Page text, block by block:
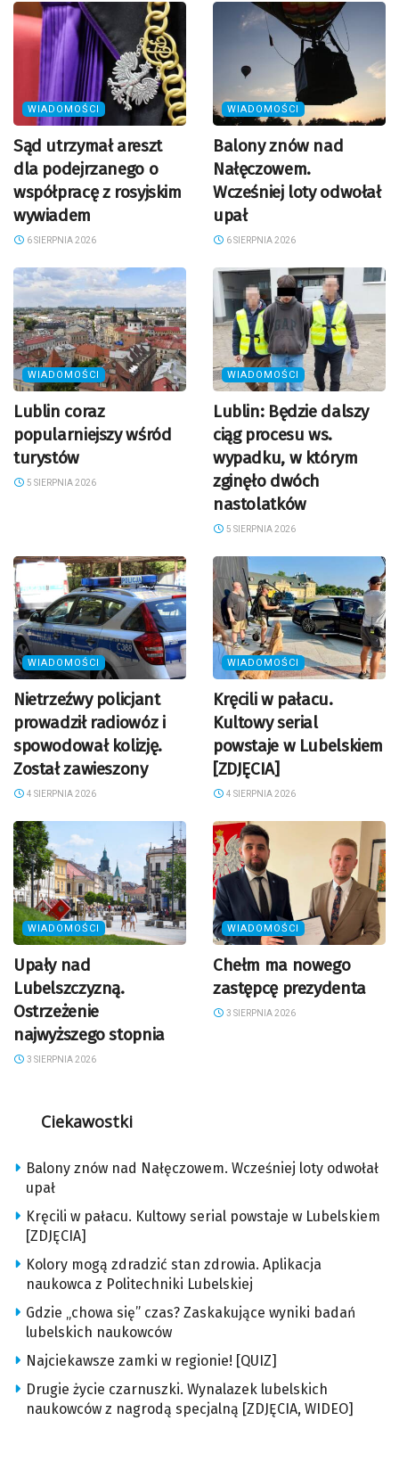
WIADOMOŚCI
Sąd utrzymał areszt
dla podejrzanego o
współpracę z rosyjskim
wywiadem
6 SIERPNIA 2026
WIADOMOŚCI
Balony znów nad
Nałęczowem.
Wcześniej loty odwołał
upał
6 SIERPNIA 2026
WIADOMOŚCI
Lublin coraz
popularniejszy wśród
turystów
5 SIERPNIA 2026
WIADOMOŚCI
Lublin: Będzie dalszy
ciąg procesu ws.
wypadku, w którym
zginęło dwóch
nastolatków
5 SIERPNIA 2026
WIADOMOŚCI
Nietrzeźwy policjant
prowadził radiowóz i
spowodował kolizję.
Został zawieszony
4 SIERPNIA 2026
WIADOMOŚCI
Kręcili w pałacu.
Kultowy serial
powstaje w Lubelskiem
[ZDJĘCIA]
4 SIERPNIA 2026
WIADOMOŚCI
Upały nad
Lubelszczyzną.
Ostrzeżenie
najwyższego stopnia
3 SIERPNIA 2026
WIADOMOŚCI
Chełm ma nowego
zastępcę prezydenta
3 SIERPNIA 2026
Ciekawostki
Balony znów nad Nałęczowem. Wcześniej loty odwołał
upał
Kręcili w pałacu. Kultowy serial powstaje w Lubelskiem
[ZDJĘCIA]
Kolory mogą zdradzić stan zdrowia. Aplikacja
naukowca z Politechniki Lubelskiej
Gdzie „chowa się” czas? Zaskakujące wyniki badań
lubelskich naukowców
Najciekawsze zamki w regionie! [QUIZ]
Drugie życie czarnuszki. Wynalazek lubelskich
naukowców z nagrodą specjalną [ZDJĘCIA, WIDEO]